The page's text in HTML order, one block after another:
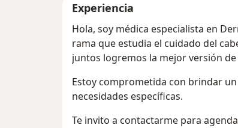
Experiencia
Hola, soy médica especialista en
rama que estudia el cuidado del
juntos logremos la mejor versión
Estoy comprometida con brindar
necesidades específicas.
Te invito a